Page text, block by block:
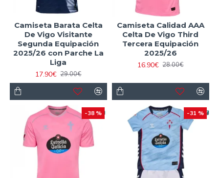
Camiseta Barata Celta
De Vigo Visitante
Segunda Equipación
2025/26 con Parche La
Liga
17.90€ 29.00€
Camiseta Calidad AAA
Celta De Vigo Third
Tercera Equipación
2025/26
16.90€ 28.00€
-38 % -31 %